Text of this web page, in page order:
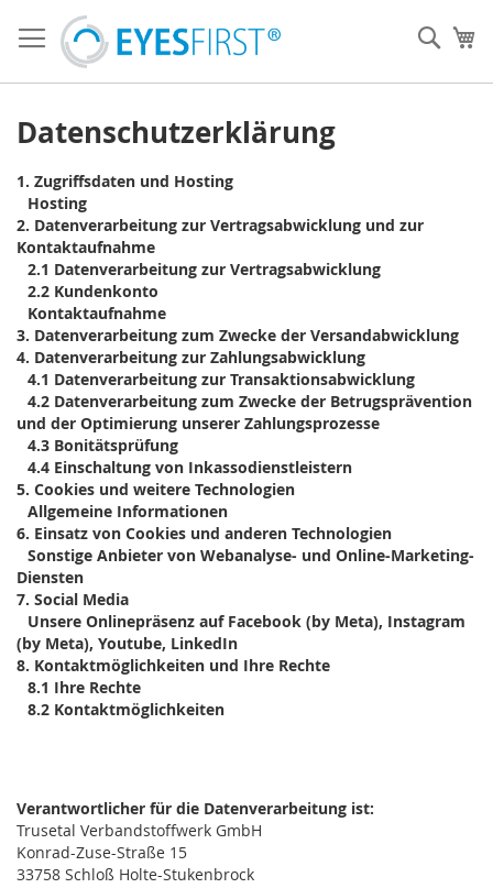
zum
Inhalt
Datenschutzerklärung
1. Zugriffsdaten und Hosting
Hosting
2. Datenverarbeitung zur Vertragsabwicklung und zur
Kontaktaufnahme
2.1 Datenverarbeitung zur Vertragsabwicklung
2.2 Kundenkonto
Kontaktaufnahme
3. Datenverarbeitung zum Zwecke der Versandabwicklung
4. Datenverarbeitung zur Zahlungsabwicklung
4.1 Datenverarbeitung zur Transaktionsabwicklung
4.2 Datenverarbeitung zum Zwecke der Betrugsprävention
und der Optimierung unserer Zahlungsprozesse
4.3 Bonitätsprüfung
4.4 Einschaltung von Inkassodienstleistern
5. Cookies und weitere Technologien
Allgemeine Informationen
6. Einsatz von Cookies und anderen Technologien
Sonstige Anbieter von Webanalyse- und Online-Marketing-
Diensten
7. Social Media
Unsere Onlinepräsenz auf Facebook (by Meta), Instagram
(by Meta), Youtube, LinkedIn
8. Kontaktmöglichkeiten und Ihre Rechte
8.1 Ihre Rechte
8.2 Kontaktmöglichkeiten
Verantwortlicher für die Datenverarbeitung ist:
Trusetal Verbandstoffwerk GmbH
Konrad-Zuse-Straße 15
33758 Schloß Holte-Stukenbrock